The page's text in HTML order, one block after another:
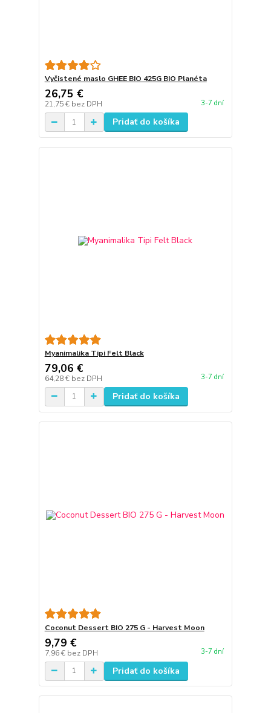
Vyčistené maslo GHEE BIO 425G BIO Planéta
26,75 €
21,75 € bez DPH 3-7 dní
Pridať do košíka
Myanimalika Tipi Felt Black
79,06 €
64,28 € bez DPH 3-7 dní
Pridať do košíka
Coconut Dessert BIO 275 G - Harvest Moon
9,79 €
7,96 € bez DPH 3-7 dní
Pridať do košíka